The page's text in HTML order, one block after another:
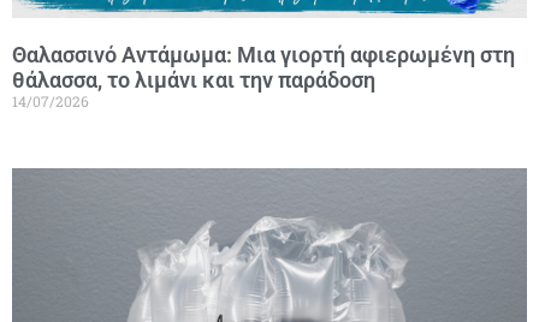
Θαλασσινό Αντάμωμα: Μια γιορτή αφιερωμένη στη
θάλασσα, το λιμάνι και την παράδοση
14/07/2026